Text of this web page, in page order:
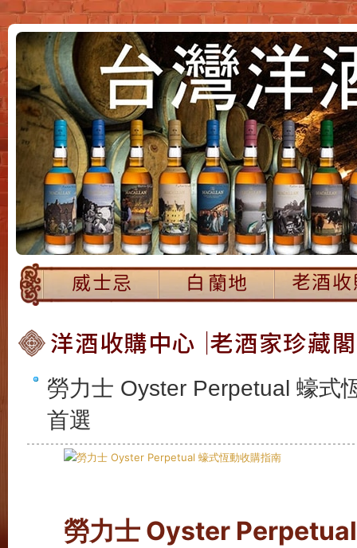
勞力士 Oyster Perpetual 蠔式
首選
勞力士 Oyster